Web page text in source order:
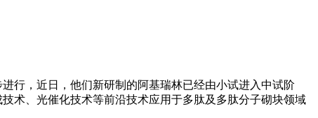
行，近日，他们新研制的阿基瑞林已经由小试进入中试阶
术、光催化技术等前沿技术应用于多肽及多肽分子砌块领域